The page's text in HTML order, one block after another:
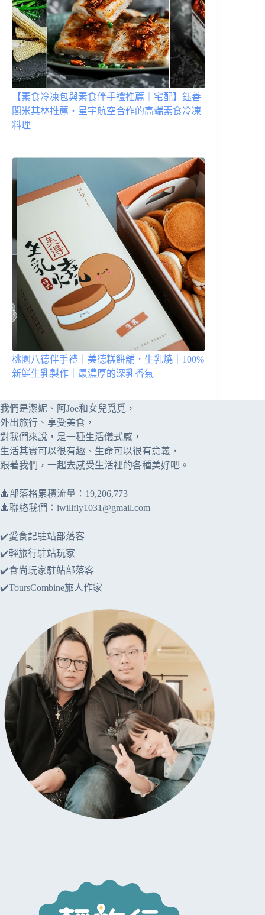
【素食冷凍包與素食伴手禮推薦｜宅配】鈺善
閣米其林推薦・星宇航空合作的高端素食冷凍
料理
桃園八德伴手禮｜美德糕餅舖．生乳燒｜100%
新鮮生乳製作｜最濃厚的深乳香氣
我們是潔妮、阿Joe和女兒覓覓，
外出旅行、享受美食，
對我們來說，是一種生活儀式感，
生活其實可以很有趣、生命可以很有意義，
跟著我們，一起去感受生活裡的各種美好吧。
🔺部落格累積流量：​​19,206,773
🔺聯絡我們： iwillfly1031@gmail.com
✔️愛食記駐站部落客
✔️輕旅行駐站玩家
✔️食尚玩家駐站部落客
✔️ToursCombine旅人作家